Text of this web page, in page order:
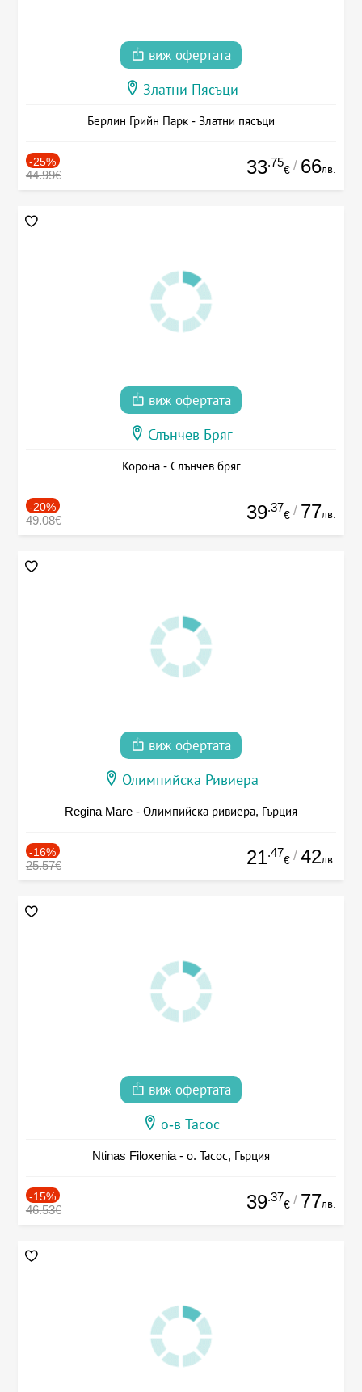
виж офертата
Златни Пясъци
Берлин Грийн Парк - Златни пясъци
-25%
44.99€ 33.75
€ / 66лв.
виж офертата
Слънчев Бряг
Корона - Слънчев бряг
-20%
49.08€ 39.37
€ / 77лв.
виж офертата
Олимпийска Ривиера
Regina Mare - Олимпийска ривиера, Гърция
-16%
25.57€ 21.47
€ / 42лв.
виж офертата
о-в Тасос
Ntinas Filoxenia - о. Тасос, Гърция
-15%
46.53€ 39.37
€ / 77лв.